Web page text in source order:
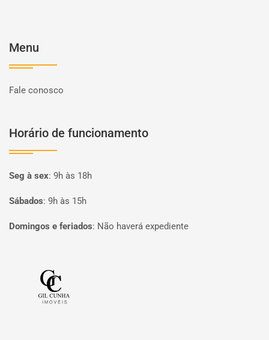
Menu
Fale conosco
Horário de funcionamento
Seg à sex: 9h às 18h
Sábados: 9h às 15h
Domingos e feriados: Não haverá expediente